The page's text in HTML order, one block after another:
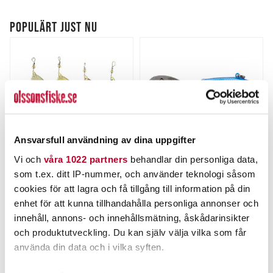
Ansvarsfull användning av dina uppgifter
Vi och våra 1022 partners behandlar din personliga data,
som t.ex. ditt IP-nummer, och använder teknologi såsom
cookies för att lagra och få tillgång till information på din
enhet för att kunna tillhandahålla personliga annonser och
innehåll, annons- och innehållsmätning, åskådarinsikter
och produktutveckling. Du kan själv välja vilka som får
använda din data och i vilka syften.
POPULÄRT JUST NU
MYRAN
MIRA 15g
Nuvarande pris:
67,00 krTidigare pris:
89,00 kr
67,00 kr
89,00 kr
BERKLEY
Berkley Power Bait Pulse
Spintail 14g.
Nuvarande pris:
79,00 krTidigare pris:
99,00 kr
79,00 kr
99,00 kr